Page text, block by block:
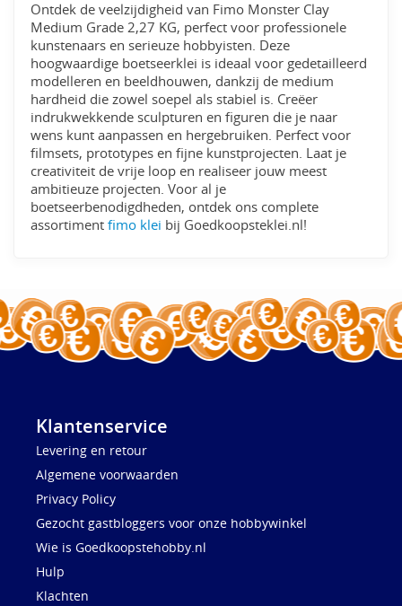
Ontdek de veelzijdigheid van Fimo Monster Clay
Medium Grade 2,27 KG, perfect voor professionele
kunstenaars en serieuze hobbyisten. Deze
hoogwaardige boetseerklei is ideaal voor gedetailleerd
modelleren en beeldhouwen, dankzij de medium
hardheid die zowel soepel als stabiel is. Creëer
indrukwekkende sculpturen en figuren die je naar
wens kunt aanpassen en hergebruiken. Perfect voor
filmsets, prototypes en fijne kunstprojecten. Laat je
creativiteit de vrije loop en realiseer jouw meest
ambitieuze projecten. Voor al je
boetseerbenodigdheden, ontdek ons complete
assortimentfimo klei bij Goedkoopsteklei.nl!
Klantenservice
Levering en retour
Algemene voorwaarden
Privacy Policy
Gezocht gastbloggers voor onze hobbywinkel
Wie is Goedkoopstehobby.nl
Hulp
Klachten